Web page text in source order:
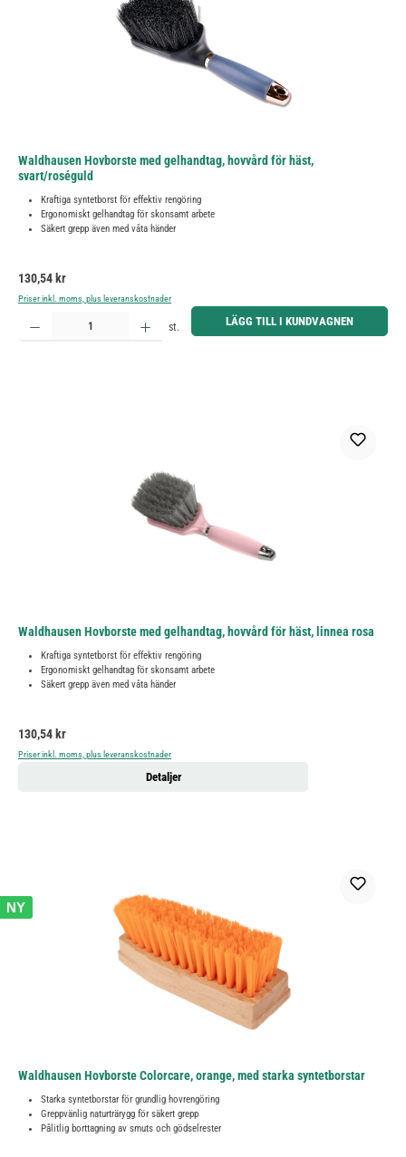
Waldhausen Hovborste med gelhandtag, hovvård för häst,
svart/roséguld
Kraftiga syntetborst för effektiv rengöring
Ergonomiskt gelhandtag för skonsamt arbete
Säkert grepp även med våta händer
Ordinarie pris:
130,54 kr
Priser inkl. moms, plus leveranskostnader
Produktkvantitet: Ange önskat belopp eller använd knapparna för att öka eller minska kvantiteten.
st. LÄGG TILL I KUNDVAGNEN
Waldhausen Hovborste med gelhandtag, hovvård för häst, linnea rosa
Kraftiga syntetborst för effektiv rengöring
Ergonomiskt gelhandtag för skonsamt arbete
Säkert grepp även med våta händer
Ordinarie pris:
130,54 kr
Priser inkl. moms, plus leveranskostnader
Detaljer
NY
Waldhausen Hovborste Colorcare, orange, med starka syntetborstar
Starka syntetborstar för grundlig hovrengöring
Greppvänlig naturträrygg för säkert grepp
Pålitlig borttagning av smuts och gödselrester